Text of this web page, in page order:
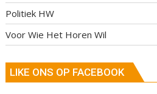
Politiek HW
Voor Wie Het Horen Wil
LIKE ONS OP FACEBOOK